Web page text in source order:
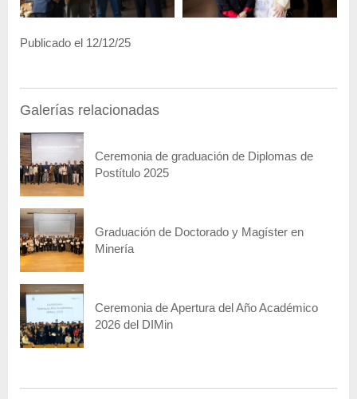
Galerías relacionadas
Ceremonia de graduación de Diplomas de
Postítulo 2025
Graduación de Doctorado y Magíster en
Minería
Ceremonia de Apertura del Año Académico
2026 del DIMin
Publicado el 12/12/25